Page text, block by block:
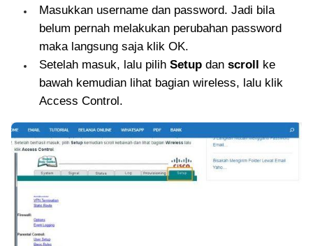
Masukkan username dan password. Jadi bila
belum pernah melakukan perubahan password
maka langsung saja klik OK.
Setelah masuk, lalu pilih Setup dan scroll
ke
bawah kemudian lihat bagian wireless, lalu klik
Access Control.